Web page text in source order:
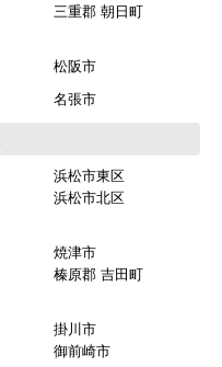
三重郡 朝日町
松阪市
名張市
浜松市東区
浜松市北区
焼津市
榛原郡 吉田町
掛川市
御前崎市